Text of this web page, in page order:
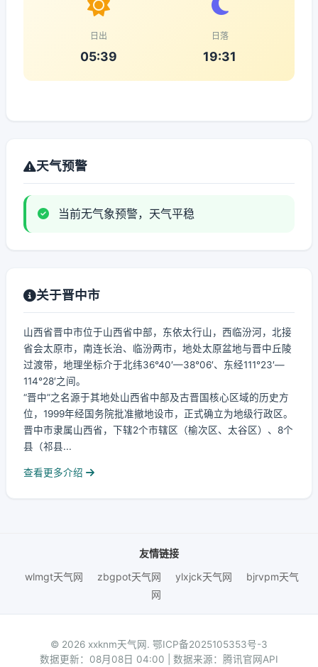
日出
05:39
日落
19:31
天气预警
当前无气象预警，天气平稳
关于晋中市
山西省晋中市位于山西省中部，东依太行山，西临汾河，北接
省会太原市，南连长治、临汾两市，地处太原盆地与晋中丘陵
过渡带，地理坐标介于北纬36°40′—38°06′、东经111°23′—
114°28′之间。
“晋中”之名源于其地处山西省中部及古晋国核心区域的历史方
位，1999年经国务院批准撤地设市，正式确立为地级行政区。
晋中市隶属山西省，下辖2个市辖区（榆次区、太谷区）、8个
县（祁县...
查看更多介绍
友情链接
wlmgt天气网
zbgpot天气网 ylxjck天气网
bjrvpm天气
网
© 2026 xxknm天气网. 鄂ICP备2025105353号-3
数据更新：08月08日 04:00 | 数据来源：腾讯官网API